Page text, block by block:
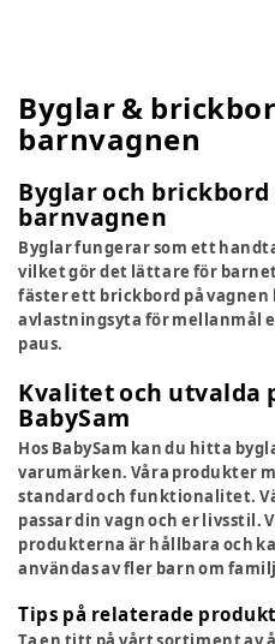
Byglar &
barnvagnen
Byglar och
barnvagnen
Byglar fungerar som ett
vilket gör det lättare för
fäster ett brickbord på
avlastningsyta för mellanmål
paus.
Kvalitet och utvalda
BabySam
Hos BabySam kan du hitta
varumärken. Våra produkter
standard och funktionalitet.
passar din vagn och er
produkterna är hållbara och
användas av fler barn om
Tips på relaterade